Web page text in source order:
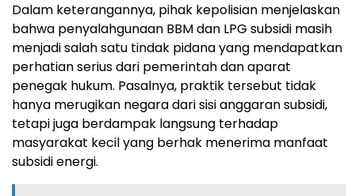
Dalam keterangannya, pihak kepolisian menjelaskan
bahwa penyalahgunaan BBM dan LPG subsidi masih
menjadi salah satu tindak pidana yang mendapatkan
perhatian serius dari pemerintah dan aparat
penegak hukum. Pasalnya, praktik tersebut tidak
hanya merugikan negara dari sisi anggaran subsidi,
tetapi juga berdampak langsung terhadap
masyarakat kecil yang berhak menerima manfaat
subsidi energi.